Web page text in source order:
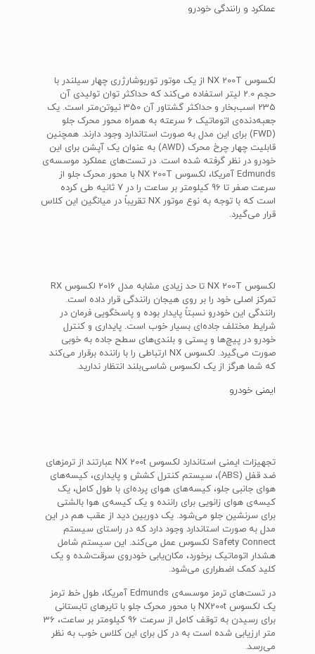
عملکرد و رانندگی خودرو
لکسوس NX 200T از یک موتور توربوشارژری چهار سیلندر با
حجم 2.0 لیتر استفاده می‌کند که حداکثر توان تولیدی آن
235 اسب‌بخار و حداکثر گشتاور آن 350 نیوتن‌متر است. یک
جعبه‌دنده‌ی اتوماتیک 6 سرعته به همراه محور محرک جلو
(FWD) برای این مدل به صورت استاندارد وجود دارند. همچنین
قابلیت چهار چرخ محرک (AWD) به عنوان یک آپشن برای این
خودرو در نظر گرفته شده است. در تست‌های عملکرد موسسه‌ی
Edmunds آمریکا، لکسوس NX 200T با محور محرک جلو از
سرعت صفر تا 96 کیلومتر بر ساعت را در 7 ثانیه طی کرده
است که با توجه به نوع موتور NX تقریباً در میانگین این کلاس
قرار می‌گیرد.
لکسوس NX 200T تا حد زیادی مشابه مدل 2016 لکسوس RX
تمرکز اصلی خود را بر روی هیجان رانندگی قرار داده است.
رانندگی این خودرو نسبتاً پایدار بوده و پاسخگویی فرمان در
شرایط مختلف جاده‌ای بسیار خوب است. پایداری و کنترل
خودرو در پیچ‌ها و پستی و بلندی‌های سطح جاده به خوبی
صورت می‌گیرد. لکسوس NX ارتباطی را با راننده برقرار می‌کند
که شما هرگز از یک لکسوس شاسی‌بلند انتظار ندارید.
ایمنی خودرو
تجهیزات ایمنی استاندارد لکسوس NX 200t عبارتند از ترمزهای
ضد قفل (ABS)، سیستم کنترل کشش و پایداری، کیسه‌های
هوای جانبی جلو، کیسه‌های هوای پرده‌ای با طول کامل، یک
کیسه‌ی هوای زانویی برای راننده و یک کیسه‌ی هوا بالشتی
برای سرنشین جلو می‌شود. یک دوربین دید از عقب هم در این
مدل به صورت استاندارد وجود دارد که در راستای سیستم
Safety Connect لکسوس عمل می‌کند. این سیستم شامل
هشدار اتوماتیک برخورد، مکان‌یابی خودروی سرقت‌شده و یک
کلید کمک اضطراری می‌شود.
در تست‌های ترمز موسسه‌ی Edmunds آمریکا، طول خط ترمز
یک لکسوس NX200t با محور محرک جلو با تایرهای تابستانی
برای رسیدن به توقف کامل از سرعت 96 کیلومتر بر ساعت، 36
متر ارزیابی شده است به در کل برای این کلاس خوب به نظر
می‌رسد.